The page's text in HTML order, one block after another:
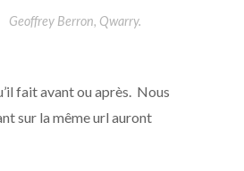
Geoffrey Berron, Qwarry.
fait avant ou après. Nous
sur la même url auront